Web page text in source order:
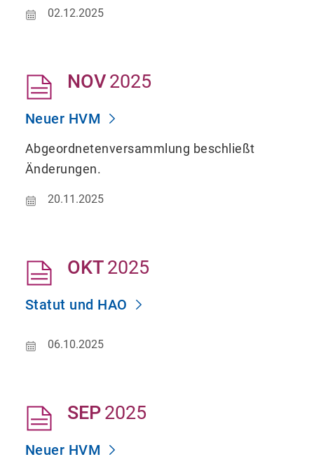
02.12.2025
NOV2025
Neuer HVM
Abgeordnetenversammlung beschließt
Änderungen.
20.11.2025
OKT2025
Statut und HAO
06.10.2025
SEP2025
Neuer HVM